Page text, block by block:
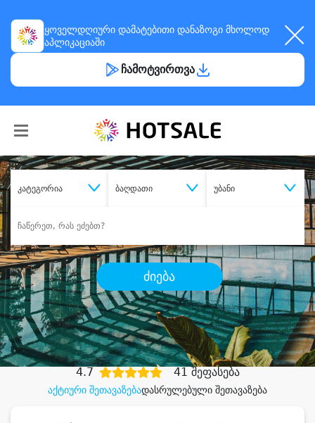
ყოველდღიური დამატებითი დანაზოგი მხოლოდ
აპლიკაციაში
ჩამოტვირთვა
კატეგორია ბაღდათი უბანი
ძიება
შეიძინესასურველი მომსახურება
დიდი დანაზოგით
აქტიური შეთავაზებადასრულებული შეთავაზება
4.7 41 შეფასება